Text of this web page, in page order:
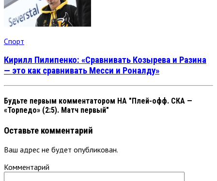
Спорт
Кирилл Пилипенко: «Сравнивать Козырева и Разина
— это как сравнивать Месси и Роналду»
Будьте первым комментатором НА "Плей-офф. СКА —
«Торпедо» (2:5). Матч первый"
Оставьте комментарий
Ваш адрес не будет опубликован.
Комментарий